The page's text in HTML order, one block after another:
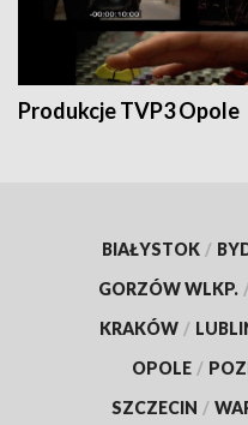
Produkcje TVP3 Opole
BIAŁYSTOK /
GORZÓW WLKP.
KRAKÓW /
OPOLE /
SZCZECIN /